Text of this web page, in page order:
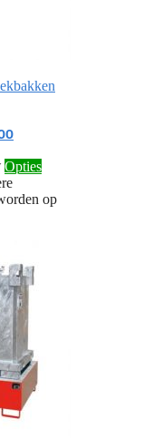
Opties
op